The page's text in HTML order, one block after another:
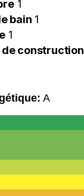
1
bain 1
1
de construction
A